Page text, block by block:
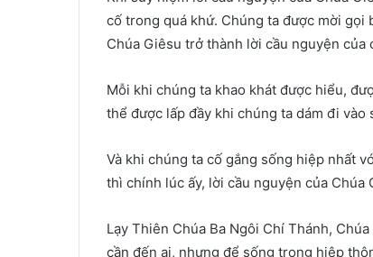
cố trong quá khứ. Chúng ta được mời gọi
Chúa Giêsu trở thành lời cầu nguyện của
Mỗi khi chúng ta khao khát được hiểu,
thể được lấp đầy khi chúng ta dám đi vào
Và khi chúng ta cố gắng sống hiệp nhất
thì chính lúc ấy, lời cầu nguyện của
Lạy Thiên Chúa Ba Ngôi Chí Thánh,
cần đến ai, nhưng để sống trong hiệp